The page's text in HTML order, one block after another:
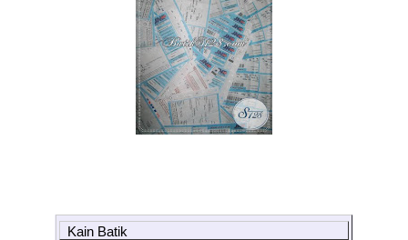
Kain Batik